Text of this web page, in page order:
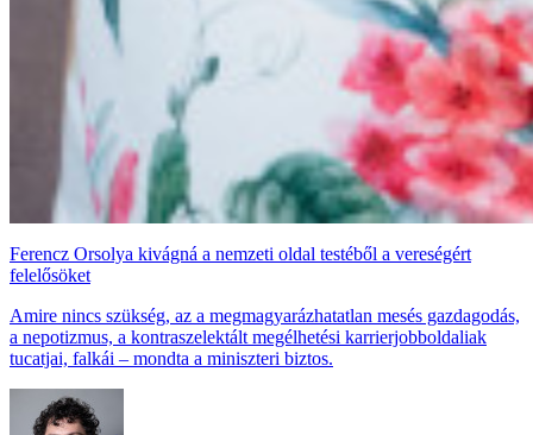
Ferencz Orsolya kivágná a nemzeti oldal testéből a vereségért
felelősöket
Amire nincs szükség, az a megmagyarázhatatlan mesés gazdagodás,
a nepotizmus, a kontraszelektált megélhetési karrierjobboldaliak
tucatjai, falkái – mondta a miniszteri biztos.